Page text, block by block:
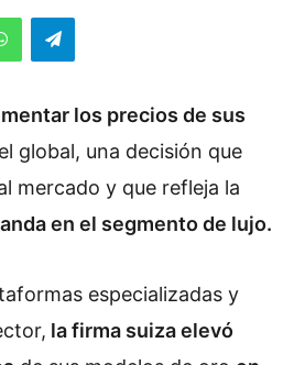
los precios de sus
global, una decisión que
mercado y que refleja la
en el segmento de lujo.
especializadas y
la firma suiza elevó